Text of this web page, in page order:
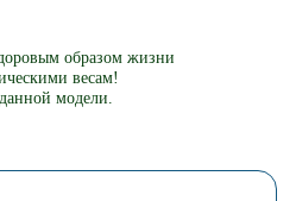
образом жизни
весам!
модели.